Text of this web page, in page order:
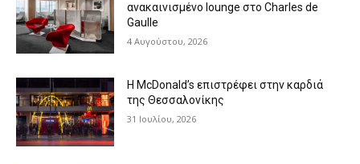
ανακαινισμένο lounge στο Charles de
Gaulle
4 Αυγούστου, 2026
Η McDonald’s επιστρέφει στην καρδιά
της Θεσσαλονίκης
31 Ιουλίου, 2026